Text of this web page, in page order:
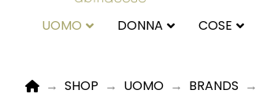
UOMO DONNA COSE
HOME
→ SHOP → UOMO → BRANDS →